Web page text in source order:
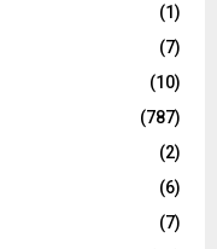
(1)
(7)
(10)
(787)
(2)
(6)
(7)